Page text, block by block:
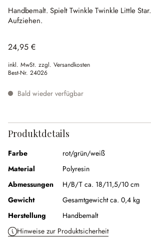
Handbemalt. Spielt Twinkle Twinkle Little Star.
Aufziehen.
24,95 €
inkl. MwSt. zzgl. Versandkosten
Best-Nr. 24026
Bald wieder verfügbar
Produktdetails
Farbe
rot/grün/weiß
Material
Polyresin
Abmessungen
H/B/T ca. 18/11,5/10 cm
Gewicht
Gesamtgewicht ca. 0,4 kg
Herstellung
Handbemalt
Hinweise zur Produktsicherheit